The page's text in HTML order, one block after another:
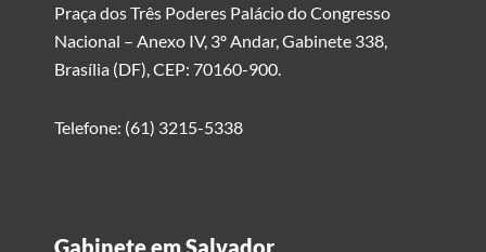
Praça dos Três Poderes Palácio do Congresso
Nacional – Anexo IV, 3º Andar, Gabinete 338,
Brasília (DF), CEP: 70160-900.
Telefone: (61) 3215-5338
Gabinete em Salvador